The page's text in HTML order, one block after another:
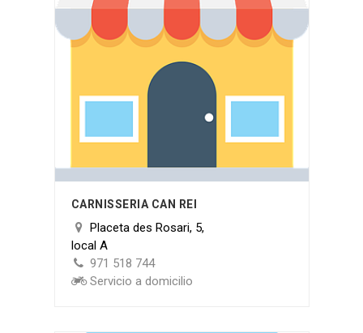
CARNISSERIA CAN REI
Placeta des Rosari, 5,
local A
971 518 744
Servicio a domicilio